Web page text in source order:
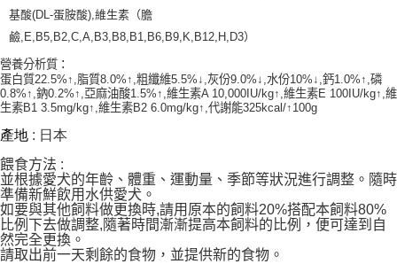
基酸(DL-蛋胺酸), 維生素（膽
鹼 ,E,B5,B2,C,A,B3,B8,B1,B6,B9,K,B12,H,D3）
營養分析質 :
蛋白質22.5%↑ 脂質8.0%↑ 粗纖維5.5%↓ 灰份9.0%↓ 水份10%↓ 鈣1.0%↑ 磷
0.8%↑ 鈉0.2%↑ 亞麻油酸1.5%↑ 維生素A 10,000IU/kg↑ 維生素E 100IU/kg↑ 維
生素B1 3.5mg/kg↑ 維生素B2 6.0mg/kg↑ 代謝能325kcal/↑ 100g
產地 : 日本
餵食方法 :
並根據愛犬的年齡、體重、運動量、季節等狀況進行調整。 隨時
準備新鮮飲用水供愛犬。
如要與其他飼料做更換時,請用原本的飼料20%搭配本飼料80%
比例下去做調整,隨著時間漸漸提高本飼料的比例，便可達到自
然完全更換。
請取出前一天剩餘的食物，並提供新的食物。